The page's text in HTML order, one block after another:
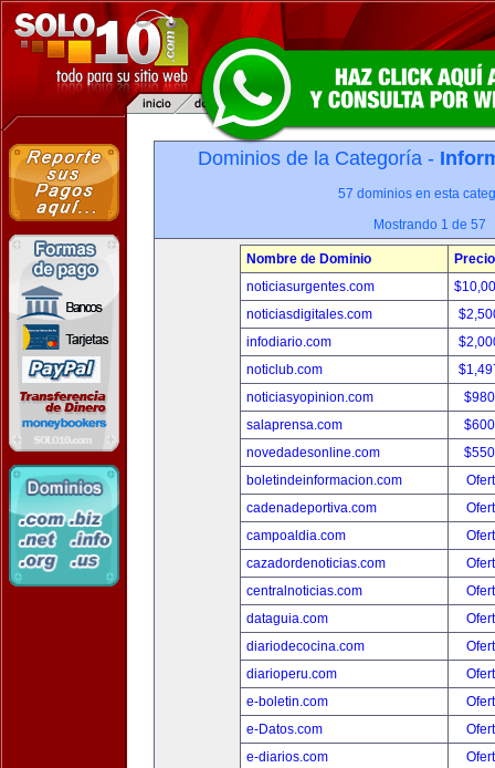
Dominios de la Categoría -
57 dominios en esta
Mostrando 1 de 57
Nombre de Dominio
Precio
noticiasurgentes.com
noticiasdigitales.com
infodiario.com
noticlub.com
noticiasyopinion.com
salaprensa.com
novedadesonline.com
boletindeinformacion.com
cadenadeportiva.com
campoaldia.com
cazadordenoticias.com
centralnoticias.com
dataguia.com
diariodecocina.com
diarioperu.com
e-boletin.com
e-Datos.com
e-diarios.com